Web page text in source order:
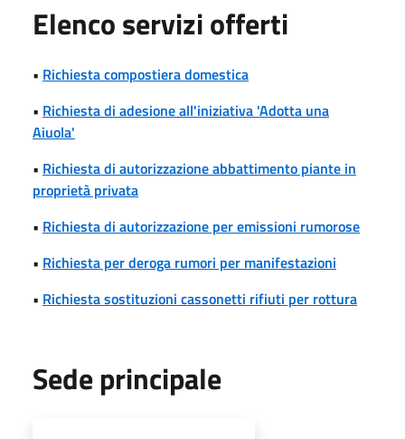
Elenco servizi offerti
• Richiesta compostiera domestica
• Richiesta di adesione all'iniziativa 'Adotta una
Aiuola'
• Richiesta di autorizzazione abbattimento piante in
proprietà privata
• Richiesta di autorizzazione per emissioni rumorose
• Richiesta per deroga rumori per manifestazioni
• Richiesta sostituzioni cassonetti rifiuti per rottura
Sede principale